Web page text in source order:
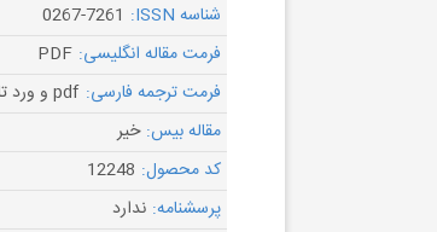
شناسه ISSN:
0267-7261
فرمت مقاله انگلیسی: PDF
فرمت ترجمه فارسی: pdf و ورد تایپ شده با قابلیت ویرایش
مقاله بیس: خیر
کد محصول: 12248
پرسشنامه: ندارد